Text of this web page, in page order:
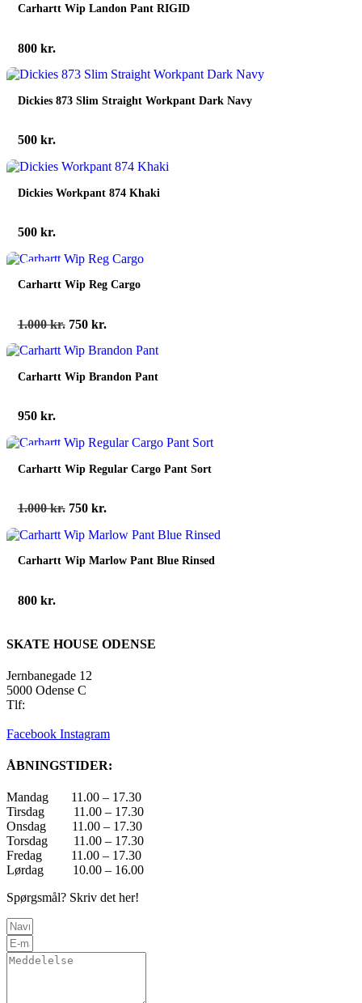
Carhartt Wip Landon Pant RIGID
800 kr.
Dickies 873 Slim Straight Workpant Dark Navy
500 kr.
Dickies Workpant 874 Khaki
500 kr.
Carhartt Wip Reg Cargo
1.000kr. Den
pris
var:
750 kr.Den
pris
er:
Carhartt Wip Brandon Pant
950 kr.
Carhartt Wip Regular Cargo Pant Sort
1.000kr. Den
pris
var:
750 kr.Den
pris
er:
Carhartt Wip Marlow Pant Blue Rinsed
800 kr.
SKATE HOUSE ODENSE
Jernbanegade 12
5000 Odense C
Tlf:
Facebook Instagram
ÅBNINGSTIDER:
Mandag 11.00 – 17.30
Tirsdag 11.00 – 17.30
Onsdag 11.00 – 17.30
Torsdag 11.00 – 17.30
Fredag 11.00 – 17.30
Lørdag 10.00 – 16.00
Spørgsmål? Skriv det her!